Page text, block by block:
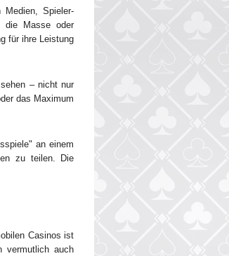
Spieler-
die Masse oder
für ihre Leistung
– nicht nur
das Maximum
an einem
zu teilen. Die
Casinos ist
vermutlich auch